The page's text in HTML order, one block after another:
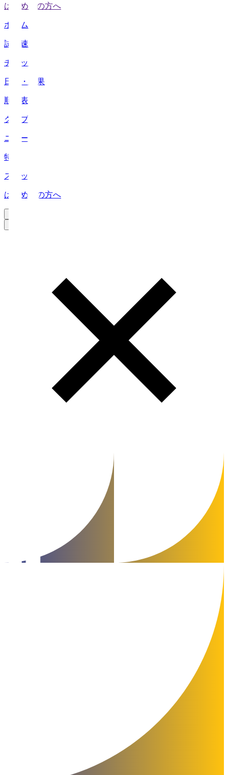
はじめての方へ
ホーム
試合速報
チケット
日程・結果
順位表
クラブ
ニュース
特集
スタッツ
はじめての方へ